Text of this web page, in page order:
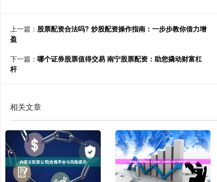
上一篇： 股票配资合法吗? 炒股配资操作指南：一步步教你借力增
盈
下一篇： 哪个证券股票值得交易 南宁股票配资：助您撬动财富杠
杆
相关文章